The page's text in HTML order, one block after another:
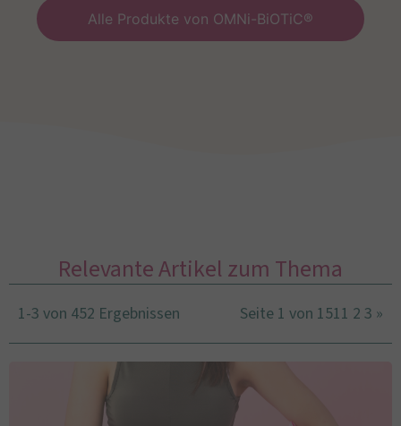
Alle Produkte von OMNi-BiOTiC®
Relevante Artikel zum Thema
1-3 von 452 Ergebnissen Seite 1 von 1511 2 3 »